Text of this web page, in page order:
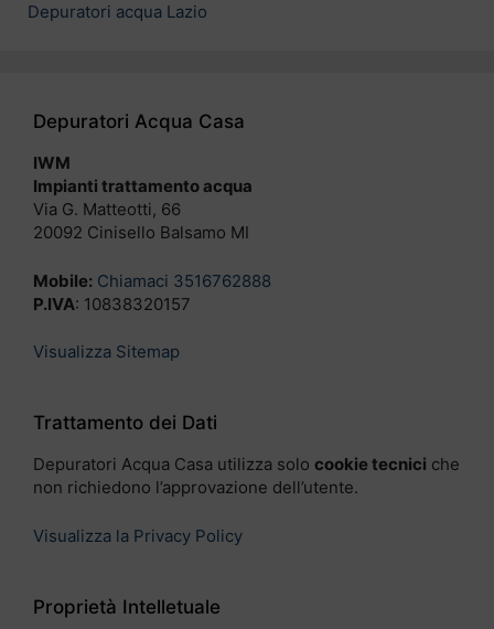
Depuratori acqua Lazio
Depuratori Acqua Casa
IWM
Impianti trattamento acqua
Via G. Matteotti, 66
20092 Cinisello Balsamo MI
Mobile: Chiamaci 3516762888
P.IVA: 10838320157
Visualizza Sitemap
Trattamento dei Dati
Depuratori Acqua Casa utilizza solo cookie tecnici che
non richiedono l’approvazione dell’utente.
Visualizza la Privacy Policy
Proprietà Intelletuale